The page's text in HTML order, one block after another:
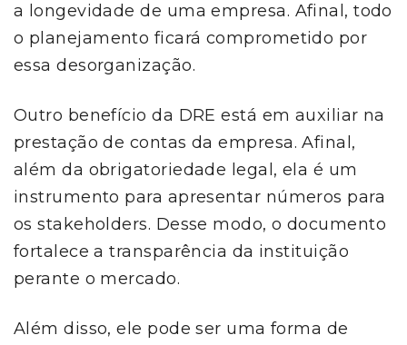
a longevidade de uma empresa. Afinal, todo
o planejamento ficará comprometido por
essa desorganização.
Outro benefício da DRE está em auxiliar na
prestação de contas da empresa. Afinal,
além da obrigatoriedade legal, ela é um
instrumento para apresentar números para
os stakeholders. Desse modo, o documento
fortalece a transparência da instituição
perante o mercado.
Além disso, ele pode ser uma forma de